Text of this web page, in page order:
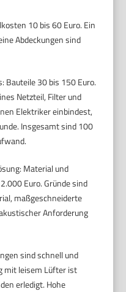
10 bis 60 Euro. Ein
Abdeckungen sind
Bauteile 30 bis 150 Euro.
Netzteil, Filter und
Elektriker einbindest,
Insgesamt sind 100
Material und
Euro. Gründe sind
maßgeschneiderte
Anforderung
sind schnell und
mit leisem Lüfter ist
erledigt. Hohe